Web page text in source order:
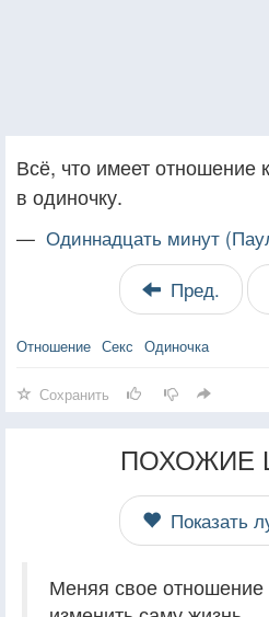
Всё, что имеет отношение
в одиночку.
— Одиннадцать минут
Пред.
Отношение Секс Одиночка
Сохранить
ПОХОЖИЕ
Показать
Меняя свое